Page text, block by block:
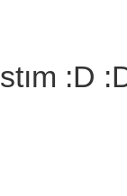
:D